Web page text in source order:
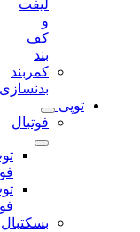
کمربند
بدنسازی
توپی
فوتبال
توپ
فوتبال
توپ
فوتسال
بسکتبال